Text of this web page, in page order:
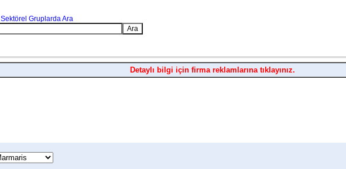
Sektörel Gruplarda Ara
Detaylı bilgi için firma reklamlarına tıklayınız.